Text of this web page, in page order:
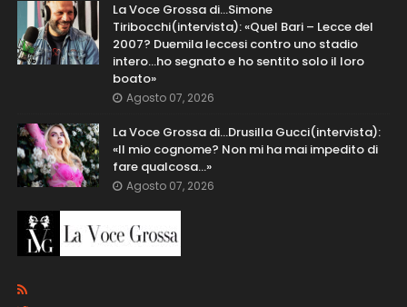
La Voce Grossa di…Simone
Tiribocchi(intervista): «Quel Bari – Lecce del
2007? Duemila leccesi contro uno stadio
intero...ho segnato e ho sentito solo il loro
boato»
Agosto 07, 2026
La Voce Grossa di…Drusilla Gucci(intervista):
«Il mio cognome? Non mi ha mai impedito di
fare qualcosa…»
Agosto 07, 2026